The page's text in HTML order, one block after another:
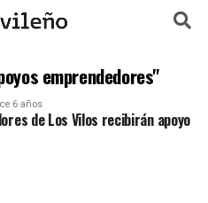
emprendedores"
6 años
de Los Vilos recibirán apoyo